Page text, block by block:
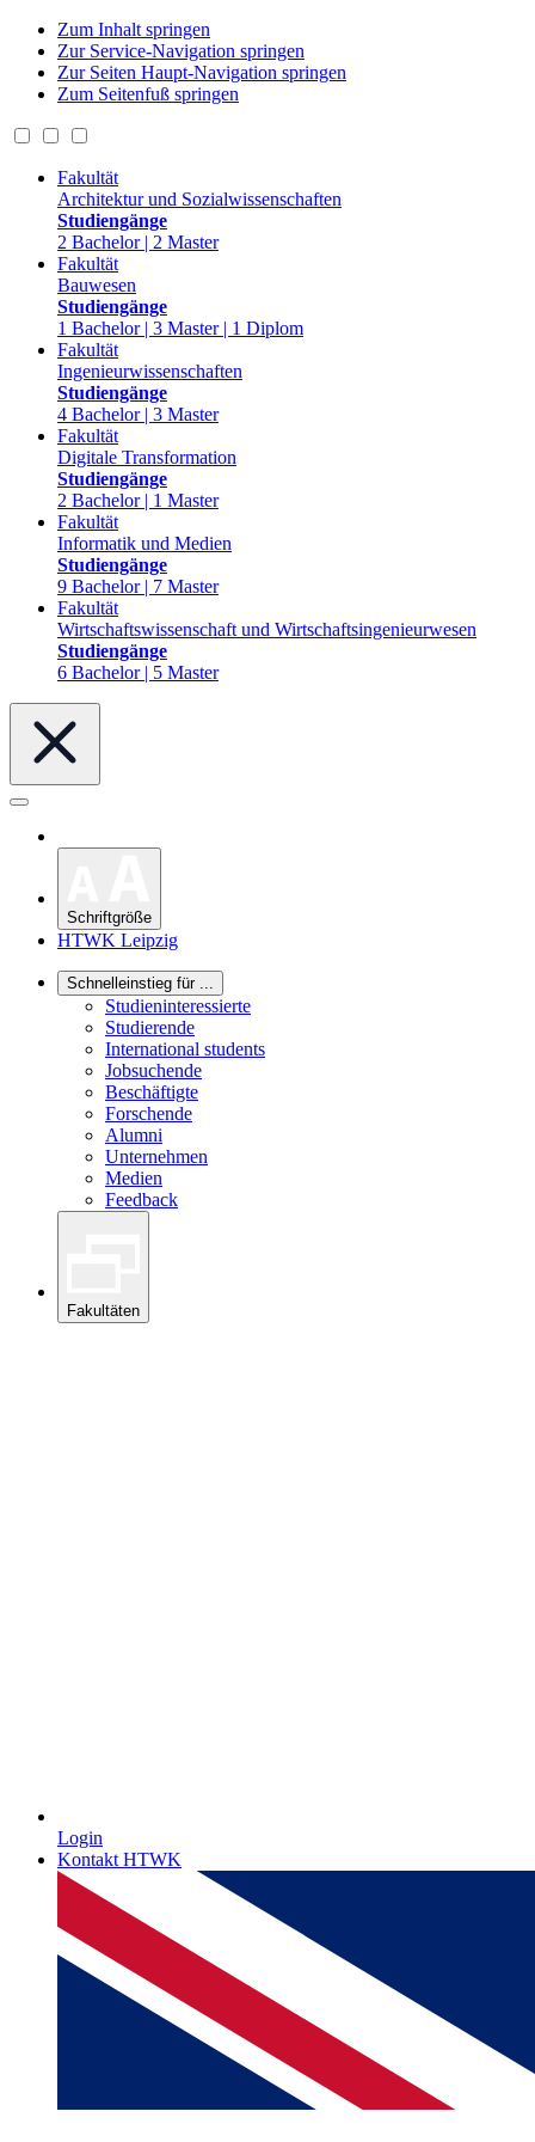
Zum Inhalt springen
Zur Service-Navigation springen
Zur Seiten Haupt-Navigation springen
Zum Seitenfuß springen
Fakultät
Architektur und Sozialwissenschaften
Studiengänge
2 Bachelor | 2 Master
Fakultät
Bauwesen
Studiengänge
1 Bachelor | 3 Master | 1 Diplom
Fakultät
Ingenieurwissenschaften
Studiengänge
4 Bachelor | 3 Master
Fakultät
Digitale Transformation
Studiengänge
2 Bachelor | 1 Master
Fakultät
Informatik und Medien
Studiengänge
9 Bachelor | 7 Master
Fakultät
Wirtschaftswissenschaft und Wirtschaftsingenieurwesen
Studiengänge
6 Bachelor | 5 Master
Schriftgröße
HTWK Leipzig
Schnelleinstieg für ...
Studieninteressierte
Studierende
International students
Jobsuchende
Beschäftigte
Forschende
Alumni
Unternehmen
Medien
Feedback
Fakultäten
Login
Kontakt HTWK